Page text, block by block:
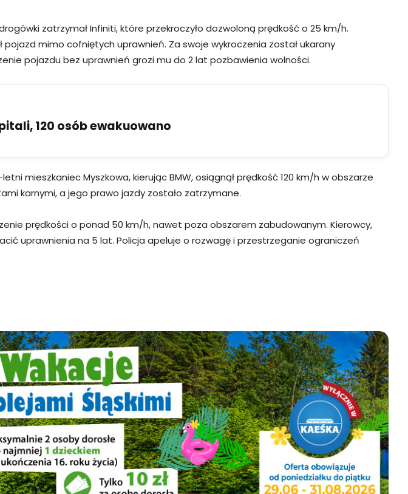
zatrzymał Infiniti, które przekroczyło dozwoloną prędkość o 25 km/h.
mimo cofniętych uprawnień. Za swoje wykroczenia został ukarany
pojazdu bez uprawnień grozi mu do 2 lat pozbawienia wolności.
120 osób ewakuowano
mieszkaniec Myszkowa, kierując BMW, osiągnął prędkość 120 km/h w obszarze
karnymi, a jego prawo jazdy zostało zatrzymane.
prędkości o ponad 50 km/h, nawet poza obszarem zabudowanym. Kierowcy,
uprawnienia na 5 lat. Policja apeluje o rozwagę i przestrzeganie ograniczeń